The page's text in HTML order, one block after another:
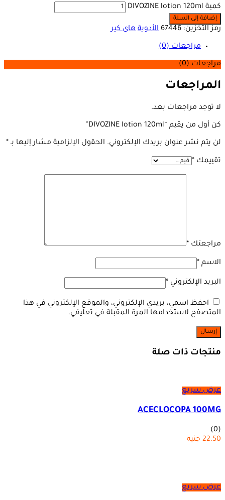
كمية DIVOZINE lotion 120ml
إضافة إلى السلة
رمز التخزين: 67446 الأدوية هاى كير
مراجعات (0)
مراجعات (0)
المراجعات
لا توجد مراجعات بعد.
كن أول من يقيم “DIVOZINE lotion 120ml”
لن يتم نشر عنوان بريدك الإلكتروني. الحقول الإلزامية مشار إليها بـ*
تقييمك *
مراجعتك *
الاسم *
البريد الإلكتروني *
احفظ اسمي، بريدي الإلكتروني، والموقع الإلكتروني في هذا
المتصفح لاستخدامها المرة المقبلة في تعليقي.
منتجات ذات صلة
عرض سريع
ACECLOCOPA 100MG
(0)
22.50 جنيه
عرض سريع